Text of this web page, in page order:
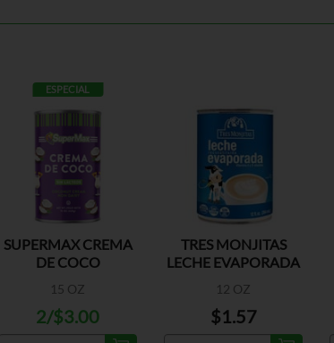
ESPECIAL
SUPERMAX CREMA
DE COCO
15 OZ
2/$3.00
TRES MONJITAS
LECHE EVAPORADA
12 OZ
$1.57